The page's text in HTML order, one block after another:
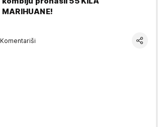
MARIHUANE!
Komentariši